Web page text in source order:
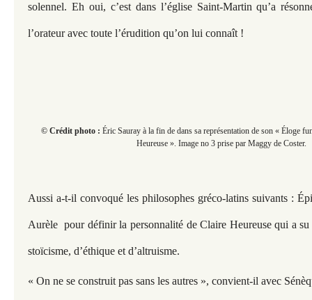
solennel. Eh oui, c’est dans l’église Saint-Martin qu’a
l’orateur avec toute l’érudition qu’on lui connaît !
© Crédit photo : Éric Sauray à la fin de dans sa représentation de son « Éloge
Heureuse ». Image no 3 prise par Maggy de Coster.
Aussi a-t-il convoqué les philosophes gréco-latins suivants :
Aurèle pour définir la personnalité de Claire Heureuse qui a
stoïcisme, d’éthique et d’altruisme.
« On ne se construit pas sans les autres », convient-il avec